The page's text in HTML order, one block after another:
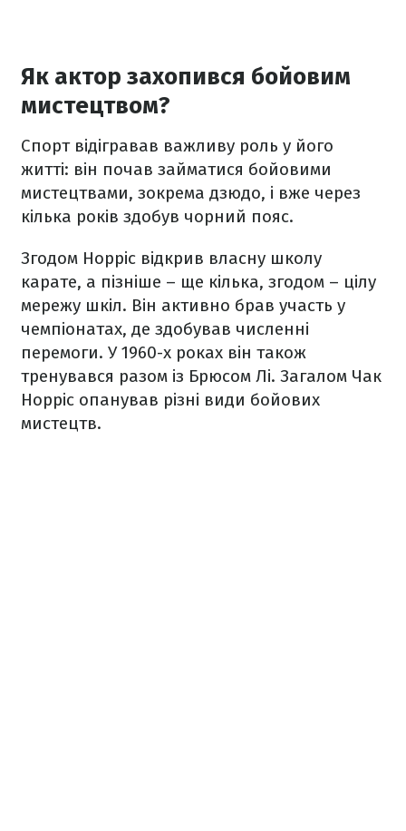
Як актор захопився бойовим
мистецтвом?
Спорт відігравав важливу роль у його
житті: він почав займатися бойовими
мистецтвами, зокрема дзюдо, і вже через
кілька років здобув чорний пояс.
Згодом Норріс відкрив власну школу
карате, а пізніше – ще кілька, згодом – цілу
мережу шкіл. Він активно брав участь у
чемпіонатах, де здобував численні
перемоги. У 1960-х роках він також
тренувався разом із Брюсом Лі. Загалом Чак
Норріс опанував різні види бойових
мистецтв.